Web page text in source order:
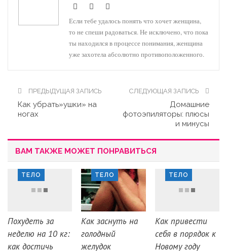
Если тебе удалось понять что хочет женщина,
то не спеши радоваться. Не исключено, что пока
ты находился в процессе понимания, женщина
уже захотела абсолютно противоположенного.
ПРЕДЫДУЩАЯ ЗАПИСЬ
Как убрать»ушки» на
ногах
СЛЕДУЮЩАЯ ЗАПИСЬ
Домашние
фотоэпиляторы: плюсы
и минусы
ВАМ ТАКЖЕ МОЖЕТ ПОНРАВИТЬСЯ
ТЕЛО
Похудеть за
неделю на 10 кг:
как достичь
ТЕЛО
Как заснуть на
голодный
желудок
ТЕЛО
Как привести
себя в порядок к
Новому году